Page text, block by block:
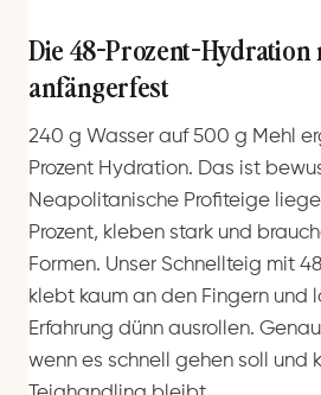
Die 48-Prozent-Hydration
anfängerfest
240 g Wasser auf 500 g Mehl
Prozent Hydration. Das ist
Neapolitanische Profiteige
Prozent, kleben stark und
Formen. Unser Schnellteig mit
klebt kaum an den Fingern und
Erfahrung dünn ausrollen.
wenn es schnell gehen soll und